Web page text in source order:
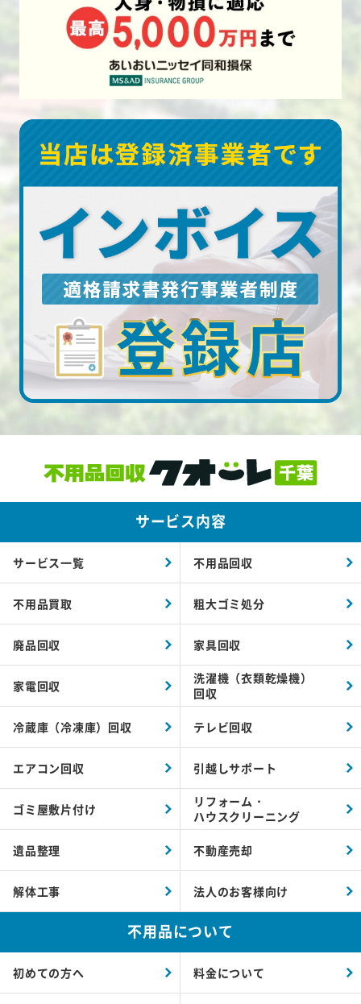
サービス内容
サービス一覧 不用品回収
不用品買取 粗大ゴミ処分
廃品回収 家具回収
家電回収
洗濯機（衣類乾燥機）
回収
冷蔵庫（冷凍庫）回収 テレビ回収
エアコン回収 引越しサポート
ゴミ屋敷片付け
リフォーム・
ハウスクリーニング
遺品整理 不動産売却
解体工事 法人のお客様向け
不用品について
初めての方へ 料金について